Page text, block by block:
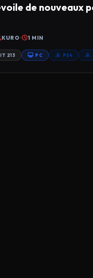
de nouveaux
KURO 1 MIN
213 PC PS4